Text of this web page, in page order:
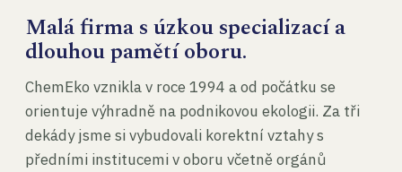
Malá firma s úzkou specializací a
dlouhou pamětí oboru.
ChemEko vznikla v roce 1994 a od počátku se
orientuje výhradně na podnikovou ekologii. Za tři
dekády jsme si vybudovali korektní vztahy s
předními institucemi v oboru včetně orgánů